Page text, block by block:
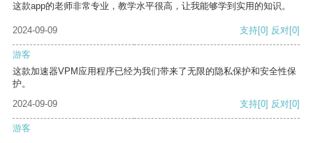
这款app的老师非常专业，教学水平很高，让我能够学到实用的知识。
2024-09-09 支持[0] 反对[0]
游客
这款加速器VPM应用程序已经为我们带来了无限的隐私保护和安全性保
护。
2024-09-09
支持[0] 反对[0]
游客